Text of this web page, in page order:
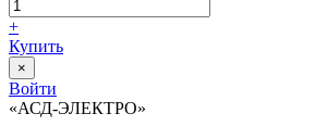
+
Купить
×
Войти
«АСД-ЭЛЕКТРО»